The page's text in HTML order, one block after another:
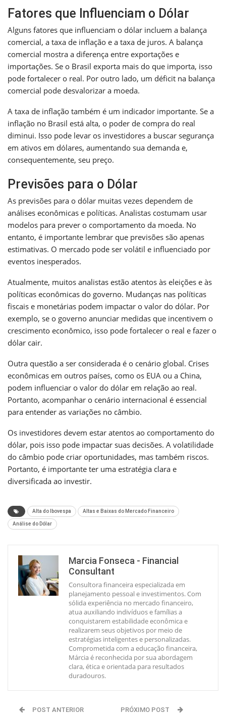
Fatores que Influenciam o Dólar
Alguns fatores que influenciam o dólar incluem a balança
comercial, a taxa de inflação e a taxa de juros. A balança
comercial mostra a diferença entre exportações e
importações. Se o Brasil exporta mais do que importa, isso
pode fortalecer o real. Por outro lado, um déficit na balança
comercial pode desvalorizar a moeda.
A taxa de inflação também é um indicador importante. Se a
inflação no Brasil está alta, o poder de compra do real
diminui. Isso pode levar os investidores a buscar segurança
em ativos em dólares, aumentando sua demanda e,
consequentemente, seu preço.
Previsões para o Dólar
As previsões para o dólar muitas vezes dependem de
análises econômicas e políticas. Analistas costumam usar
modelos para prever o comportamento da moeda. No
entanto, é importante lembrar que previsões são apenas
estimativas. O mercado pode ser volátil e influenciado por
eventos inesperados.
Atualmente, muitos analistas estão atentos às eleições e às
políticas econômicas do governo. Mudanças nas políticas
fiscais e monetárias podem impactar o valor do dólar. Por
exemplo, se o governo anunciar medidas que incentivem o
crescimento econômico, isso pode fortalecer o real e fazer o
dólar cair.
Outra questão a ser considerada é o cenário global. Crises
econômicas em outros países, como os EUA ou a China,
podem influenciar o valor do dólar em relação ao real.
Portanto, acompanhar o cenário internacional é essencial
para entender as variações no câmbio.
Os investidores devem estar atentos ao comportamento do
dólar, pois isso pode impactar suas decisões. A volatilidade
do câmbio pode criar oportunidades, mas também riscos.
Portanto, é importante ter uma estratégia clara e
diversificada ao investir.
Alta do Ibovespa Altas e Baixas do Mercado Financeiro
Análise do Dólar
Marcia Fonseca - Financial
Consultant
Consultora financeira especializada em
planejamento pessoal e investimentos. Com
sólida experiência no mercado financeiro,
atua auxiliando indivíduos e famílias a
conquistarem estabilidade econômica e
realizarem seus objetivos por meio de
estratégias inteligentes e personalizadas.
Comprometida com a educação financeira,
Márcia é reconhecida por sua abordagem
clara, ética e orientada para resultados
duradouros.
POST ANTERIOR PRÓXIMO POST